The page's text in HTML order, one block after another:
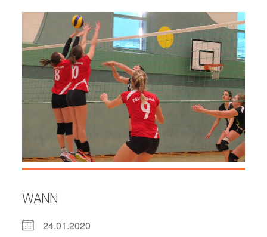
WANN
24.01.2020